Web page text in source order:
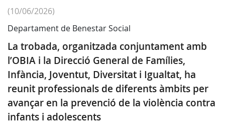
(10/06/2026)
Departament de Benestar Social
La trobada, organitzada conjuntament amb
l’OBIA i la Direcció General de Famílies,
Infància, Joventut, Diversitat i Igualtat, ha
reunit professionals de diferents àmbits per
avançar en la prevenció de la violència contra
infants i adolescents